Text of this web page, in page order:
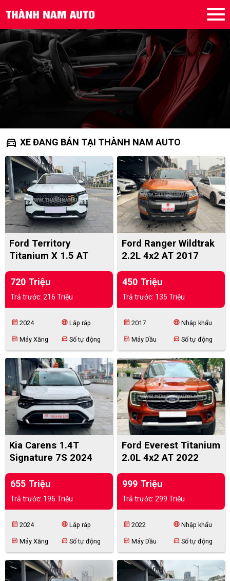
directions_car XE ĐANG BÁN TẠI THÀNH NAM AUTO
Ford Territory
Titanium X 1.5 AT
720 Triệu
Trả trước: 216 Triệu
calendar_month 2024 language Lắp ráp
ev_station Máy Xăng directions_car Số tự động
Ford Ranger Wildtrak
2.2L 4x2 AT 2017
450 Triệu
Trả trước: 135 Triệu
calendar_month 2017 language Nhập khẩu
ev_station Máy Dầu directions_car Số tự động
Kia Carens 1.4T
Signature 7S 2024
655 Triệu
Trả trước: 196 Triệu
calendar_month 2024 language Lắp ráp
ev_station Máy Xăng directions_car Số tự động
Ford Everest Titanium
2.0L 4x2 AT 2022
999 Triệu
Trả trước: 299 Triệu
calendar_month 2022 language Nhập khẩu
ev_station Máy Dầu directions_car Số tự động